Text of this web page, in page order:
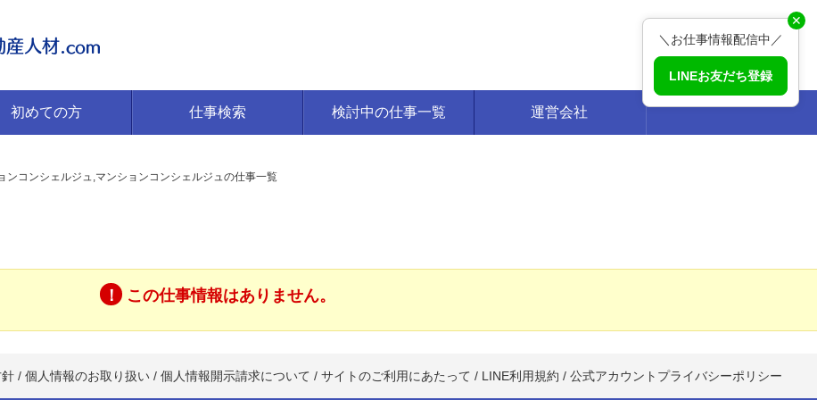
初めての方 仕事検索 検討中の仕事一覧 運営会社
ンコンシェルジュ,マンションコンシェルジュの仕事一覧
この仕事情報はありません。
/ 個人情報のお取り扱い / 個人情報開示請求について / サイトのご利用にあたって / LINE利用規約 / 公式アカウントプライバシーポリシー
✕
＼お仕事情報配信中／
LINEお友だち登録